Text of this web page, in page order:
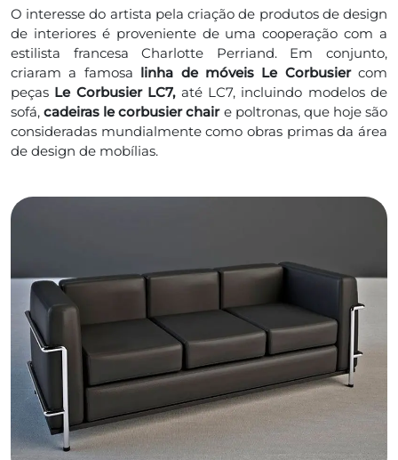
O interesse do artista pela criação de produtos de design
de interiores é proveniente de uma cooperação com a
estilista francesa Charlotte Perriand. Em conjunto,
criaram a famosa linha de móveis Le Corbusiercom
peças Le Corbusier LC7,até LC7, incluindo modelos de
sofá,cadeiras le corbusier chaire poltronas, que hoje são
consideradas mundialmente como obras primas da área
de design de mobílias.